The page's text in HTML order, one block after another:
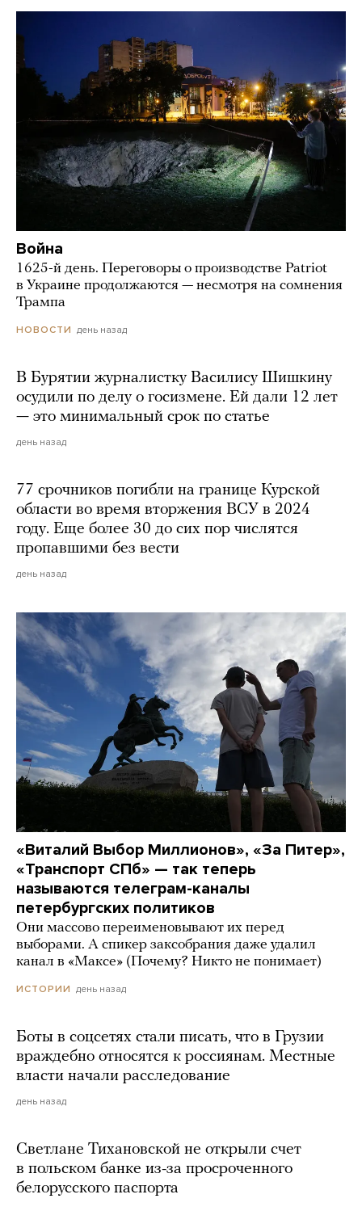
Война
1625-й день. Переговоры о производстве Patriot
в Украине продолжаются — несмотря на сомнения
Трампа
НОВОСТИ день назад
В Бурятии журналистку Василису Шишкину
осудили по делу о госизмене. Ей дали 12 лет
— это минимальный срок по статье
день назад
77 срочников погибли на границе Курской
области во время вторжения ВСУ в 2024
году. Еще более 30 до сих пор числятся
пропавшими без вести
день назад
«Виталий Выбор Миллионов», «За Питер»,
«Транспорт СПб» — так теперь
называются телеграм-каналы
петербургских политиков
Они массово переименовывают их перед
выборами. А спикер заксобрания даже удалил
канал в «Максе» (Почему? Никто не понимает)
ИСТОРИИ день назад
Боты в соцсетях стали писать, что в Грузии
враждебно относятся к россиянам. Местные
власти начали расследование
день назад
Светлане Тихановской не открыли счет
в польском банке из-за просроченного
белорусского паспорта